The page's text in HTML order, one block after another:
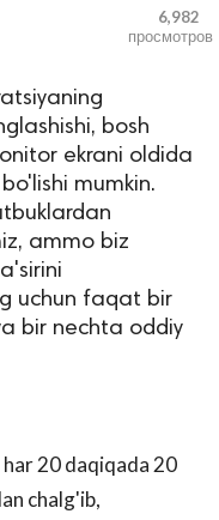
6,982
просмотров
bosh
ekrani oldida
mumkin.
ammo biz
uchun faqat bir
bir nechta oddiy
20 daqiqada 20
chalg'ib,